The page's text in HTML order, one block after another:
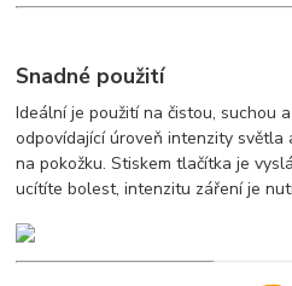
Snadné použití
Ideální je použití na čistou, suchou
odpovídající úroveň intenzity světla
na pokožku. Stiskem tlačítka je
ucítíte bolest, intenzitu záření je